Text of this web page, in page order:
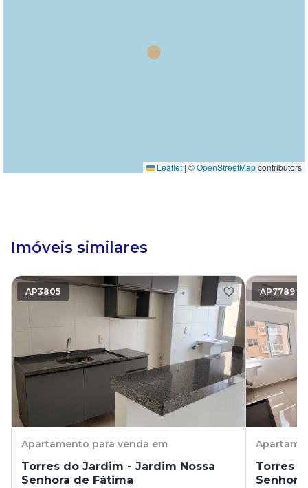
Leaflet | ©OpenStreetMapcontributors
Imóveis similares
AP3805
Apartamento para venda em
Torres do Jardim - Jardim Nossa
Senhora de Fátima
AP7789
Torres